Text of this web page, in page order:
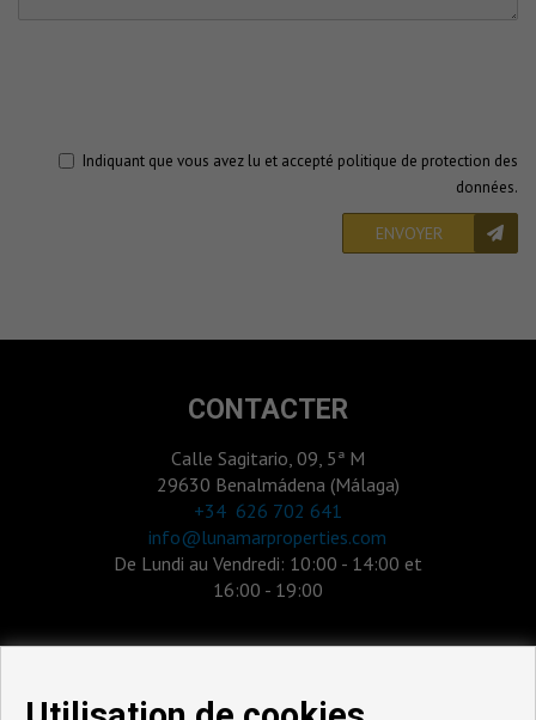
Indiquant que vous avez lu et accepté politique de protection des
données.
ENVOYER
CONTACTER
Calle Sagitario, 09, 5ª M
29630 Benalmádena (Málaga)
‎+34 626 702 641
info@lunamarproperties.com
De Lundi au Vendredi: 10:00 - 14:00 et
16:00 - 19:00